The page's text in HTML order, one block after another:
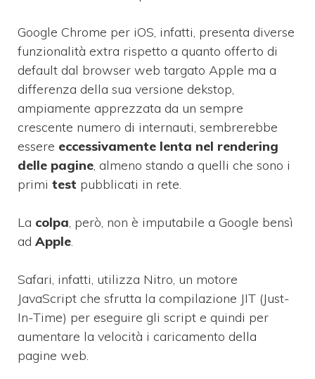
Google Chrome per iOS, infatti, presenta diverse
funzionalità extra rispetto a quanto offerto di
default dal browser web targato Apple ma a
differenza della sua versione dekstop,
ampiamente apprezzata da un sempre
crescente numero di internauti, sembrerebbe
essere eccessivamente lenta nel rendering
delle pagine, almeno stando a quelli che sono i
primi test pubblicati in rete.
La colpa, però, non è imputabile a Google bensì
ad Apple.
Safari, infatti, utilizza Nitro, un motore
JavaScript che sfrutta la compilazione JIT (Just-
In-Time) per eseguire gli script e quindi per
aumentare la velocità i caricamento della
pagine web.